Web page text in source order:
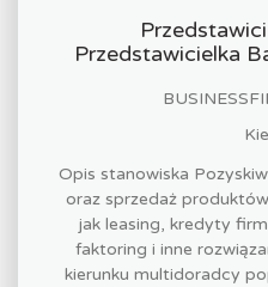
Przedstawicielka
Opis stanowiska
oraz sprzedaż
jak leasing, kredyty
faktoring i inne
kierunku multidoradcy